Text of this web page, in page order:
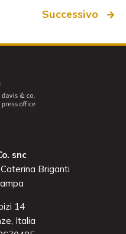
Successivo
snc
Briganti
14
Italia